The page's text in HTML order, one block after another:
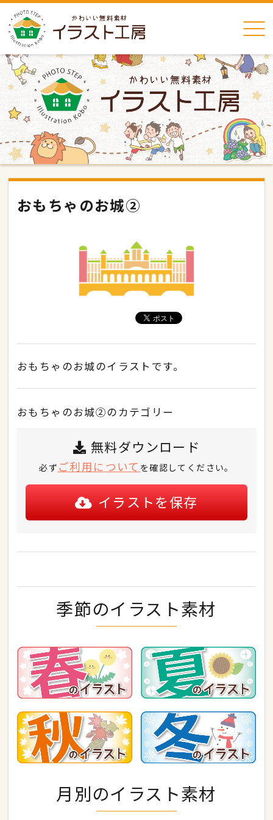
おもちゃのお城②
おもちゃのお城のイラストです。
おもちゃのお城②のカテゴリー
無料ダウンロード
必ず ご利用について を確認してください。
イラストを保存
季節のイラスト素材
月別のイラスト素材